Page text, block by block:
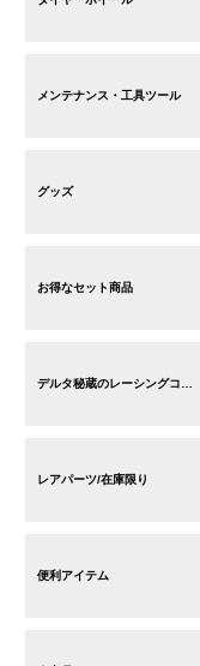
メンテナンス・工具ツール
グッズ
お得なセット商品
レアパーツ/在庫限り
便利アイテム